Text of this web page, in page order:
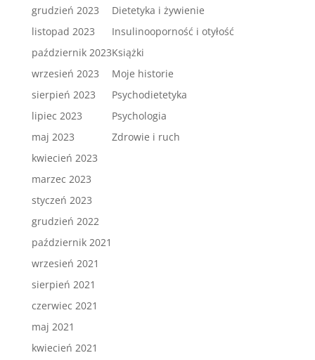
grudzień 2023
listopad 2023
październik 2023
wrzesień 2023
sierpień 2023
lipiec 2023
maj 2023
kwiecień 2023
marzec 2023
styczeń 2023
grudzień 2022
październik 2021
wrzesień 2021
sierpień 2021
czerwiec 2021
maj 2021
kwiecień 2021
Dietetyka i żywienie
Insulinooporność i otyłość
Książki
Moje historie
Psychodietetyka
Psychologia
Zdrowie i ruch